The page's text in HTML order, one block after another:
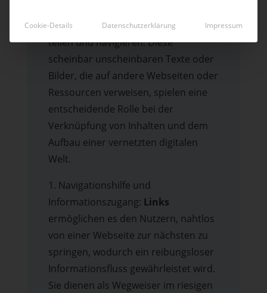
wir online Informationen finden,
teilen und navigieren. Diese
scheinbar unscheinbaren Texte oder
Bilder, die auf andere Webseiten oder
Ressourcen verweisen, spielen eine
entscheidende Rolle bei der
Verknüpfung von Inhalten und dem
Aufbau einer vernetzten digitalen
Welt.
1. Navigationshilfe und
Informationszugang: Links
ermöglichen es den Nutzern, nahtlos
von einer Webseite zur nächsten zu
springen, wodurch ein reibungsloser
Informationsfluss gewährleistet wird.
Sie dienen als Wegweiser im riesigen
Cookie-Details Datenschutzerklärung Impressum